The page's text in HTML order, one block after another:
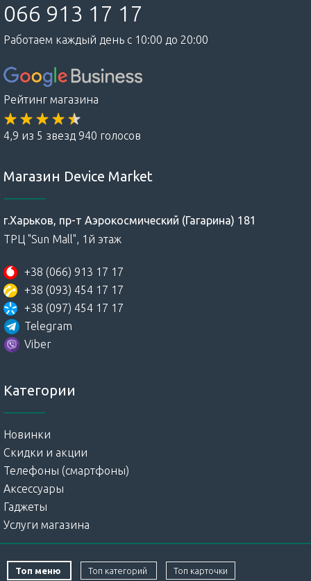
066 913 17 17
Работаем каждый день с 10:00 до 20:00
Рейтинг магазина
4,9 из 5 звезд 940 голосов
Магазин Device Market
г.Харьков, пр-т Аэрокосмический (Гагарина) 181
ТРЦ "Sun Mall", 1й этаж
+38 (066) 913 17 17
+38 (093) 454 17 17
+38 (097) 454 17 17
Telegram
Viber
Категории
Новинки
Скидки и акции
Телефоны (смартфоны)
Аксессуары
Гаджеты
Услуги магазина
Топ меню Топ категорий Топ карточки